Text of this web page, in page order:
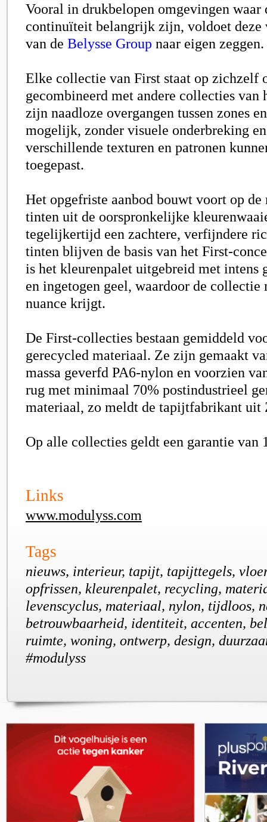
Vooral in drukbelopen omgevingen waar
continuïteit belangrijk zijn, voldoet deze
van de Belysse Group naar eigen zeggen.
Elke collectie van First staat op zichzelf
gecombineerd met andere collecties van
zijn naadloze overgangen tussen zones
mogelijk, zonder visuele onderbreking
verschillende texturen en patronen
toegepast.
Het opgefriste aanbod bouwt voort op de
tinten uit de oorspronkelijke
tegelijkertijd een zachtere, verfijndere
tinten blijven de basis van het First-
is het kleurenpalet uitgebreid met intens
en ingetogen geel, waardoor de collectie
nuance krijgt.
De First-collecties bestaan gemiddeld
gerecycled materiaal. Ze zijn gemaakt
massa geverfd PA6-nylon en voorzien
rug met minimaal 70% postindustrieel
materiaal, zo meldt de tapijtfabrikant uit
Op alle collecties geldt een garantie van
Links
www.modulyss.com
Tags
nieuws, interieur, tapijt, tapijttegels,
opfrissen, kleurenpalet, recycling,
levenscyclus, materiaal, nylon, tijdloos,
betrouwbaarheid, identiteit, accenten,
ruimte, woning, ontwerp, design,
#modulyss